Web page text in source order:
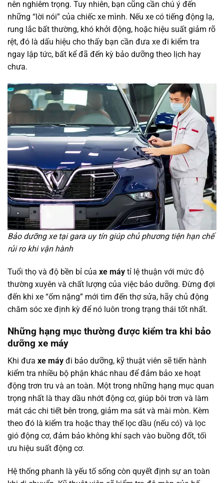
nên nghiêm trọng. Tuy nhiên, bạn cũng cần chú ý đến
những “lời nói” của chiếc xe mình. Nếu xe có tiếng động lạ,
rung lắc bất thường, khó khởi động, hoặc hiệu suất giảm rõ
rệt, đó là dấu hiệu cho thấy bạn cần đưa xe đi kiểm tra
ngay lập tức, bất kể đã đến kỳ bảo dưỡng theo lịch hay
chưa.
Bảo dưỡng xe tại gara uy tín giúp chủ phương tiện hạn chế
rủi ro khi vận hành
Tuổi thọ và độ bền bỉ của xe máy tỉ lệ thuận với mức độ
thường xuyên và chất lượng của việc bảo dưỡng. Đừng đợi
đến khi xe “ốm nặng” mới tìm đến thợ sửa, hãy chủ động
chăm sóc xe định kỳ để nó luôn trong trạng thái tốt nhất.
Những hạng mục thường được kiểm tra khi bảo
dưỡng xe máy
Khi đưa xe máy đi bảo dưỡng, kỹ thuật viên sẽ tiến hành
kiểm tra nhiều bộ phận khác nhau để đảm bảo xe hoạt
động trơn tru và an toàn. Một trong những hạng mục quan
trọng nhất là thay dầu nhớt động cơ, giúp bôi trơn và làm
mát các chi tiết bên trong, giảm ma sát và mài mòn. Kèm
theo đó là kiểm tra hoặc thay thế lọc dầu (nếu có) và lọc
gió động cơ, đảm bảo không khí sạch vào buồng đốt, tối
ưu hiệu suất động cơ.
Hệ thống phanh là yếu tố sống còn quyết định sự an toàn